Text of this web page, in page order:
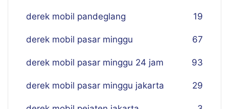
derek mobil pandeglang 19
derek mobil pasar minggu 67
derek mobil pasar minggu 24 jam 93
derek mobil pasar minggu jakarta 29